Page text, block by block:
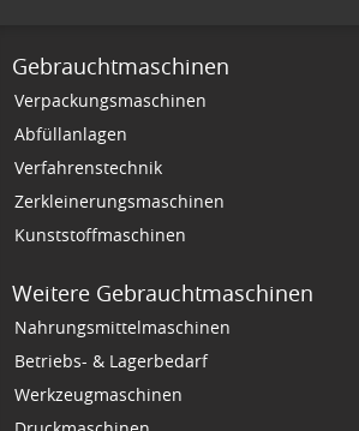
Gebrauchtmaschinen
Verpackungsmaschinen
Abfüllanlagen
Verfahrenstechnik
Zerkleinerungsmaschinen
Kunststoffmaschinen
Weitere Gebrauchtmaschinen
Nahrungsmittelmaschinen
Betriebs- & Lagerbedarf
Werkzeugmaschinen